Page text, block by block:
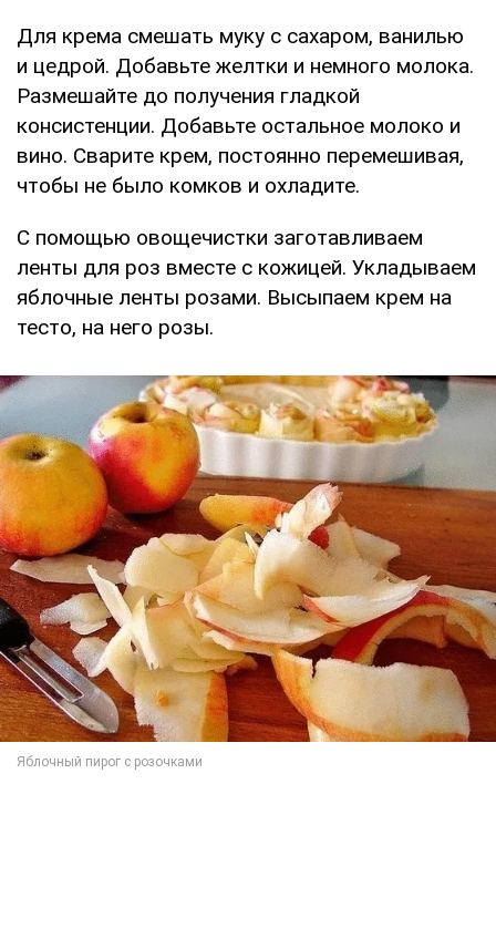
Для крема смешать муку с сахаром, ванилью
и цедрой. Добавьте желтки и немного молока.
Размешайте до получения гладкой
консистенции. Добавьте остальное молоко и
вино. Сварите крем, постоянно перемешивая,
чтобы не было комков и охладите.
С помощью овощечистки заготавливаем
ленты для роз вместе с кожицей. Укладываем
яблочные ленты розами. Высыпаем крем на
тесто, на него розы.